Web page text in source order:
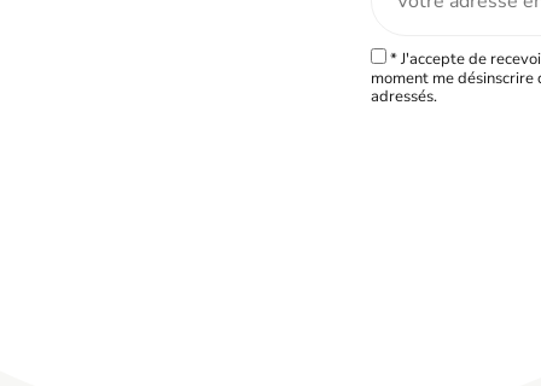
* J'accepte de
moment me
adressés.